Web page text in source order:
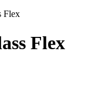
Flex
Flex